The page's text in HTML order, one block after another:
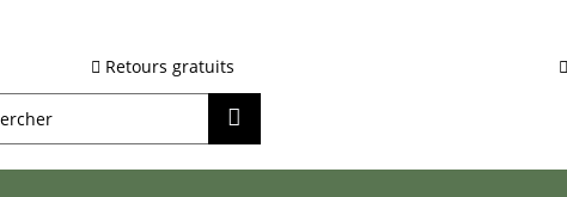
Retours gratuits